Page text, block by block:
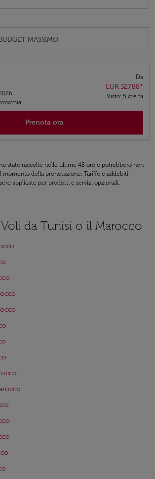
Da
EUR 327,88*
Visto: 5 ore fa
Prenota ora
state raccolte nelle ultime 48 ore e potrebbero non
momento della prenotazione. Tariffe e addebiti
applicate per prodotti e servizi opzionali.
da Tunisi o il Marocco